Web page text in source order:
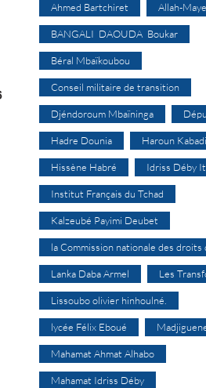
Ahmed Bartchiret Allah-
BANGALI DAOUDA Boukar
Béral Mbaïkoubou
Conseil militaire de transition
Djéndoroum Mbaïninga
Hadre Dounia Haroun Kabadi
Hissène Habré Idriss Déby
Institut Français du Tchad
Kalzeubé Payimi Deubet
la Commission nationale des droits
Lanka Daba Armel Les
Lissoubo olivier hinhoulné.
lycée Félix Eboué
Mahamat Ahmat Alhabo
Mahamat Idriss Déby